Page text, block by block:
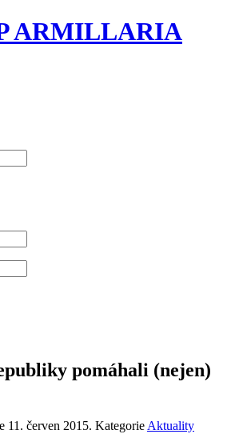
ARMILLARIA
pomáhali (nejen)
11. červen 2015. Kategorie Aktuality